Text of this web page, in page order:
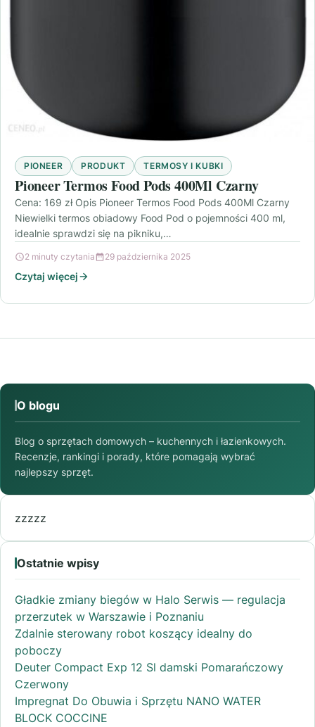
PIONEER PRODUKT TERMOSY I KUBKI
Pioneer Termos Food Pods 400Ml Czarny
Cena: 169 zł Opis Pioneer Termos Food Pods 400Ml Czarny
Niewielki termos obiadowy Food Pod o pojemności 400 ml,
idealnie sprawdzi się na pikniku,…
2 minuty czytania 29 października 2025
Czytaj więcej
O blogu
Blog o sprzętach domowych – kuchennych i łazienkowych.
Recenzje, rankingi i porady, które pomagają wybrać
najlepszy sprzęt.
zzzzz
Ostatnie wpisy
Gładkie zmiany biegów w Halo Serwis — regulacja
przerzutek w Warszawie i Poznaniu
Zdalnie sterowany robot koszący idealny do
poboczy
Deuter Compact Exp 12 Sl damski Pomarańczowy
Czerwony
Impregnat Do Obuwia i Sprzętu NANO WATER
BLOCK COCCINE